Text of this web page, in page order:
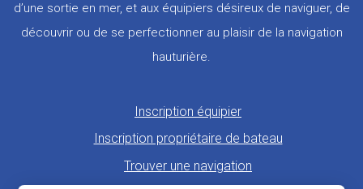
d’une sortie en mer, et aux équipiers désireux de naviguer, de
découvrir ou de se perfectionner au plaisir de la navigation
hauturière.
Inscription équipier
Inscription propriétaire de bateau
Trouver une navigation